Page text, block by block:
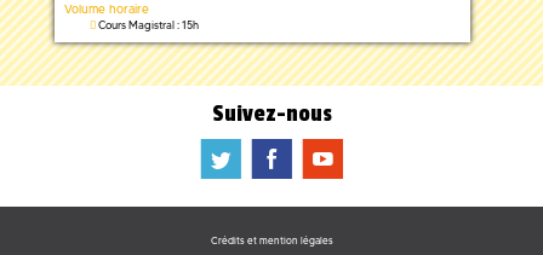
Volume horaire
Cours Magistral : 15h
Suivez-nous
a b f
Crédits et mention légales